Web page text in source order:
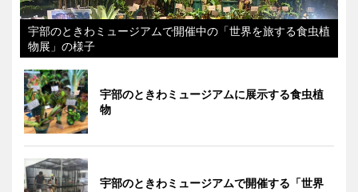
宇部のときわミュージアムで開催中の「世界を旅する食虫植
物展」の様子
宇部のときわミュージアムに展示する食虫植
物
宇部のときわミュージアムで開催する「世界